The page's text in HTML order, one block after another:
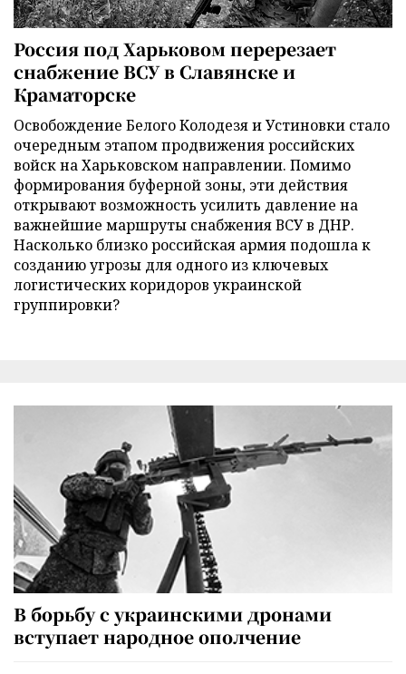
Россия под Харьковом перерезает
снабжение ВСУ в Славянске и
Краматорске
Освобождение Белого Колодезя и Устиновки стало
очередным этапом продвижения российских
войск на Харьковском направлении. Помимо
формирования буферной зоны, эти действия
открывают возможность усилить давление на
важнейшие маршруты снабжения ВСУ в ДНР.
Насколько близко российская армия подошла к
созданию угрозы для одного из ключевых
логистических коридоров украинской
группировки?
В борьбу с украинскими дронами
вступает народное ополчение